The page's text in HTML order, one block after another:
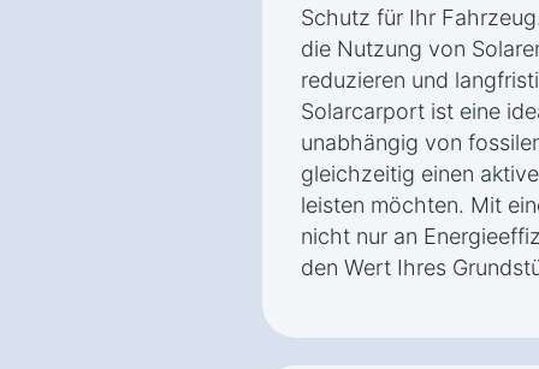
Schutz für Ihr
die Nutzung von
reduzieren und
Solarcarport ist eine
unabhängig von
gleichzeitig einen
leisten möchten. Mit
nicht nur an
den Wert Ihres